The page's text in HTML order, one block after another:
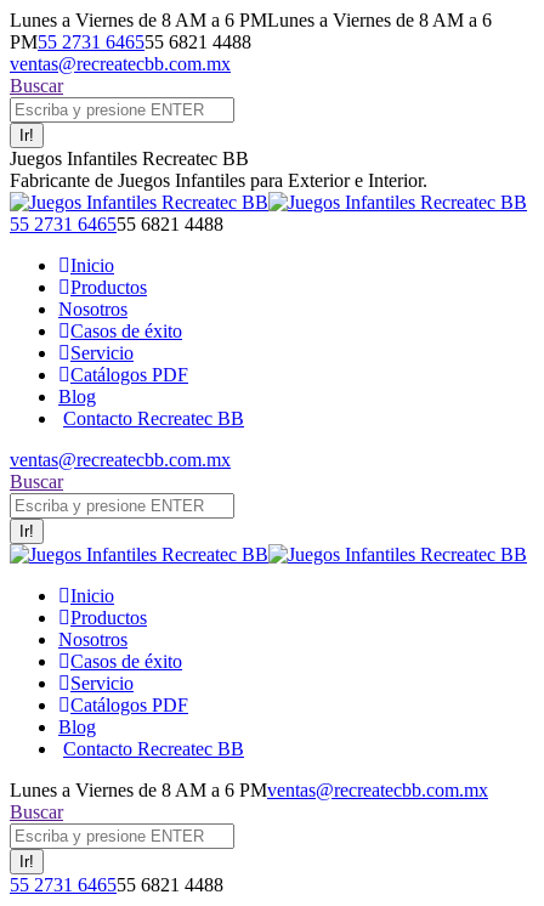
Saltar
al
contenido
Lunes a Viernes de 8 AM a 6 PMLunes a Viernes de 8 AM a 6
PM55 2731 646555 6821 4488
ventas@recreatecbb.com.mx
Buscar:
Buscar
Facebook
page
opens
in
window
X
page
opens
in
window
Instagram
page
opens
in
window
YouTube
page
opens
in
window
Juegos Infantiles Recreatec BB
Fabricante de Juegos Infantiles para Exterior e Interior.
Facebook
opens
new
window
X
opens
new
window
Instagram
opens
new
window
YouTube
opens
new
window
55 2731 646555 6821 4488
Inicio
Productos
Nosotros
Casos de éxito
Servicio
Catálogos PDF
Blog
Contacto Recreatec BB
ventas@recreatecbb.com.mx
Buscar:
Buscar
Inicio
Productos
Nosotros
Casos de éxito
Servicio
Catálogos PDF
Blog
Contacto Recreatec BB
Lunes a Viernes de 8 AM a 6 PMventas@recreatecbb.com.mx
Buscar:
Buscar
Facebook
X
Instagram
YouTube
55 2731 646555 6821 4488